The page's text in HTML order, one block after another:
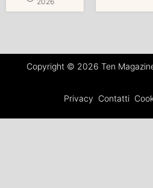
Copyright © 2026 Ten
Privacy Contatti